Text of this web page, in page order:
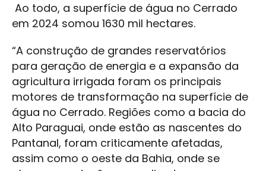
Ao todo, a superfície de água no Cerrado
em 2024 somou 1630 mil hectares.
“A construção de grandes reservatórios
para geração de energia e a expansão da
agricultura irrigada foram os principais
motores de transformação na superfície de
água no Cerrado. Regiões como a bacia do
Alto Paraguai, onde estão as nascentes do
Pantanal, foram criticamente afetadas,
assim como o oeste da Bahia, onde se